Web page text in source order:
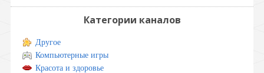
Категории каналов
Другое
Компьютерные игры
Красота и здоровье